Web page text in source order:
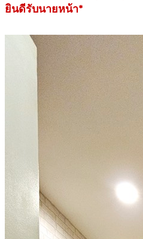
ยินดีรับนายหน้า*